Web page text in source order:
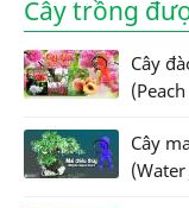
Cây trồng
Cây
Cây